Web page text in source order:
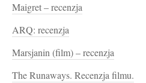
Maigret – recenzja
ARQ: recenzja
Marsjanin (film) – recenzja
The Runaways. Recenzja filmu.